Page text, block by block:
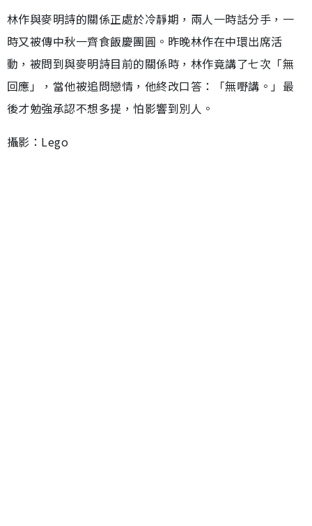
林作與麥明詩的關係正處於冷靜期，兩人一時話分手，一
時又被傳中秋一齊食飯慶團圓。昨晚林作在中環出席活
動，被問到與麥明詩目前的關係時，林作竟講了七次「無
回應」，當他被追問戀情，他終改口答：「無嘢講。」最
後才勉強承認不想多提，怕影響到別人。
攝影：Lego